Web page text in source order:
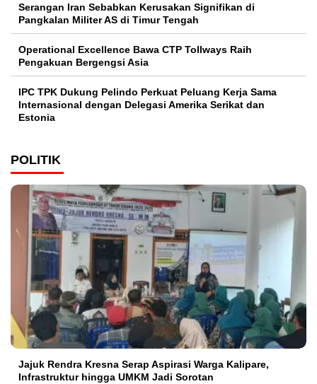
Serangan Iran Sebabkan Kerusakan Signifikan di
Pangkalan Militer AS di Timur Tengah
Operational Excellence Bawa CTP Tollways Raih
Pengakuan Bergengsi Asia
IPC TPK Dukung Pelindo Perkuat Peluang Kerja Sama
Internasional dengan Delegasi Amerika Serikat dan
Estonia
POLITIK
Jajuk Rendra Kresna Serap Aspirasi Warga Kalipare,
Infrastruktur hingga UMKM Jadi Sorotan